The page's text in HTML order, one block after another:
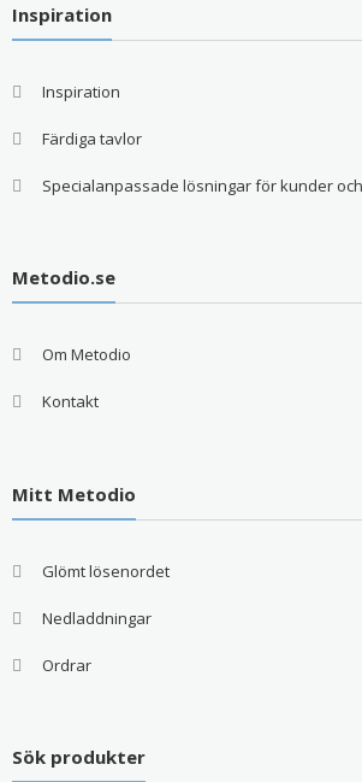
Inspiration
Inspiration
Färdiga tavlor
Specialanpassade lösningar för kunder
Metodio.se
Om Metodio
Kontakt
Mitt Metodio
Glömt lösenordet
Nedladdningar
Ordrar
Sök produkter